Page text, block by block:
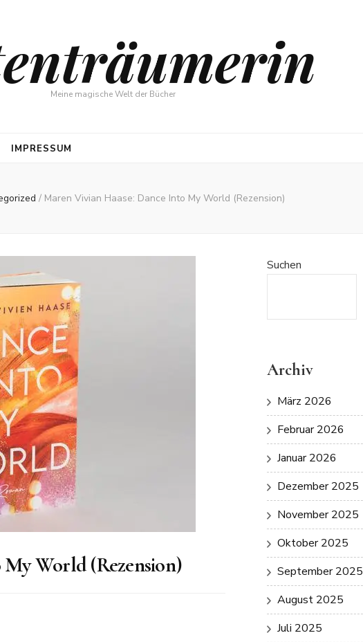
Meine magische Welt der Bücher
IMPRESSUM
/ Maren Vivian Haase: Dance Into My World (Rezension)
World (Rezension)
Suchen
Archiv
März 2026
Februar 2026
Januar 2026
Dezember 2025
November 2025
Oktober 2025
September 2025
August 2025
Juli 2025